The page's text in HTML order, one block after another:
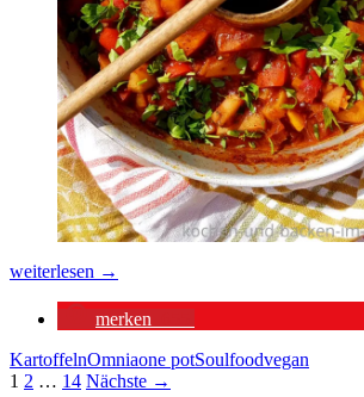
Süßkartoffel
CampingBackofen
weiterlesen →
merken
KartoffelnOmniaone potSoulfoodvegan
Beitragsnavigation
1 2 … 14 Nächste →